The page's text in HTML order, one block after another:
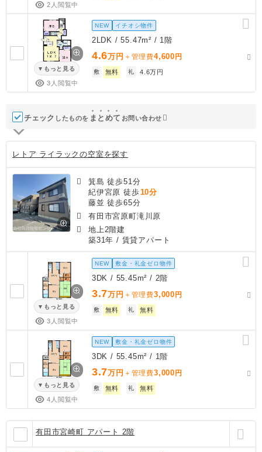
2人閲覧中
もっと見る
3人閲覧中
NEW イチオシ物件
2LDK / 55.47m² / 1階
4.6万円 ＋管理費4,600 円
敷 無料 礼 4.6万円
チェック したものを ま と めて お問い合わせ
レトア ライラックの空室を探す
箕島 徒歩51分
紀伊宮原 徒歩10分
藤並 徒歩65分
有田市宮原町滝川原
地上2階建
築31年 / 賃貸アパート
もっと見る
3人閲覧中
NEW 敷金・礼金ゼロ物件
3DK / 55.45m² / 2階
3.7万円 ＋管理費3,000 円
敷 無料 礼 無料
もっと見る
4人閲覧中
NEW 敷金・礼金ゼロ物件
3DK / 55.45m² / 1階
3.7万円 ＋管理費3,000 円
敷 無料 礼 無料
有田市宮崎町 アパート 2階